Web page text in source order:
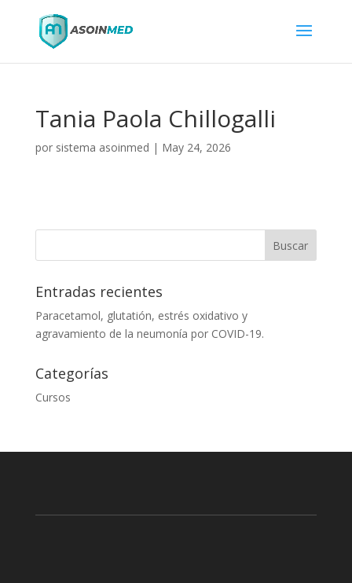
Tania Paola Chillogalli
por sistema asoinmed | May 24, 2026
Entradas recientes
Paracetamol, glutatión, estrés oxidativo y
agravamiento de la neumonía por COVID-19.
Categorías
Cursos